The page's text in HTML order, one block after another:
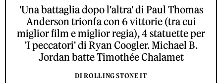
'Una battaglia dopo l'altra' di Paul Thomas
Anderson trionfa con 6 vittorie (tra cui
miglior film e miglior regia), 4 statuette per
'I peccatori' di Ryan Coogler. Michael B.
Jordan batte Timothée Chalamet
DI ROLLING STONE IT